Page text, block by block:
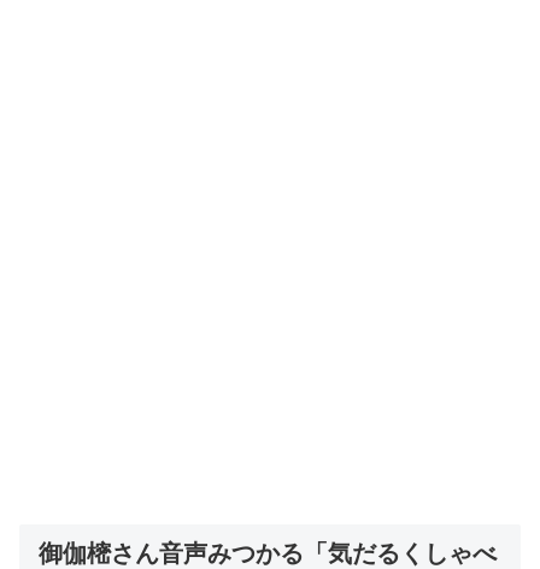
御伽樒さん音声みつかる「気だるくしゃべ